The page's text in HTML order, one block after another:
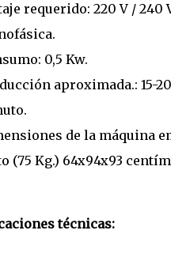
requerido: 220 V / 240
0,5 Kw.
aproximada.: 15-
de la máquina
(75 Kg.) 64x94x93
técnicas: